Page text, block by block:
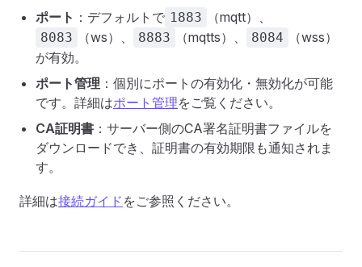
ポート ：デフォルトで 1883 （mqtt）、
8083 （ws）、 8883 （mqtts）、 8084
（wss）
が有効。
ポート管理 ：個別にポートの有効化・無効化が可能
です。詳細はポート管理をご覧ください。
CA証明書 ：サーバー側のCA署名証明書ファイルを
ダウンロードでき、証明書の有効期限も通知されま
す。
詳細は接続ガイド をご参照ください。